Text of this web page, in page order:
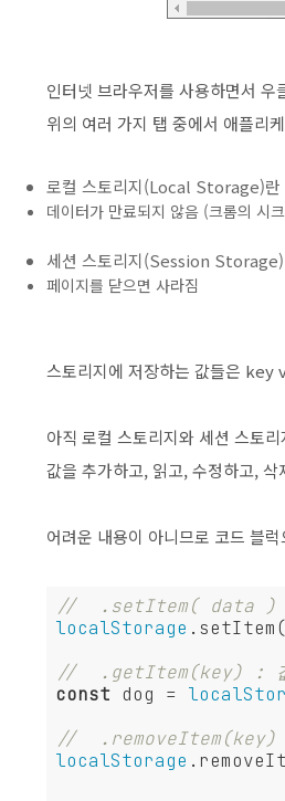
인터넷 브라우저를 사용하면서
위의 여러 가지 탭 중에서 애플리
로컬 스토리지(Local Storage)란
데이터가 만료되지 않음 (크롬의 시
세션 스토리지(Session Storage)
페이지를 닫으면 사라짐
스토리지에 저장하는 값들은 key
아직 로컬 스토리지와 세션 스토
값을 추가하고, 읽고, 수정하고,
어려운 내용이 아니므로 코드 블
//  .setItem( data )
localStorage .setItem(
//  .getItem(key) :
const dog =
//  .removeItem(key)
localStorage